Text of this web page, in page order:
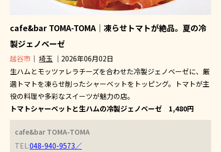
cafe&bar TOMA-TOMA｜凍らせトマトが絶品。夏の冷
製ジェノベーゼ
越谷市 ｜ 埼玉 ｜2026年06月02日
生ハムとモッツァレラチーズを合わせた冷製ジェノベーゼに、厳
選トマトを凍らせ削ったシャーベットをトッピング。トマトが主
役の料理や多彩なスイーツが魅力の店。
トマトシャーベットと生ハムの冷製ジェノベーゼ 1,480円
cafe&bar TOMA-TOMA
TEL:048-940-9573／